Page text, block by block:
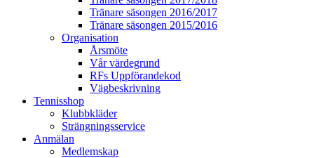
Tränare säsongen 2016/2017
Tränare säsongen 2015/2016
Organisation
Årsmöte
Vår värdegrund
RFs Uppförandekod
Vägbeskrivning
Tennisshop
Klubbkläder
Strängningsservice
Anmälan
Medlemskap